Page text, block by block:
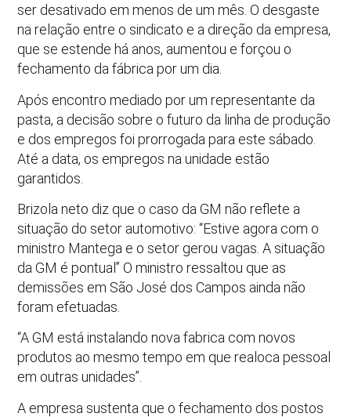
ser desativado em menos de um mês. O desgaste
na relação entre o sindicato e a direção da empresa,
que se estende há anos, aumentou e forçou o
fechamento da fábrica por um dia.
Após encontro mediado por um representante da
pasta, a decisão sobre o futuro da linha de produção
e dos empregos foi prorrogada para este sábado.
Até a data, os empregos na unidade estão
garantidos.
Brizola neto diz que o caso da GM não reflete a
situação do setor automotivo: “Estive agora com o
ministro Mantega e o setor gerou vagas. A situação
da GM é pontual” O ministro ressaltou que as
demissões em São José dos Campos ainda não
foram efetuadas.
“A GM está instalando nova fabrica com novos
produtos ao mesmo tempo em que realoca pessoal
em outras unidades”.
A empresa sustenta que o fechamento dos postos